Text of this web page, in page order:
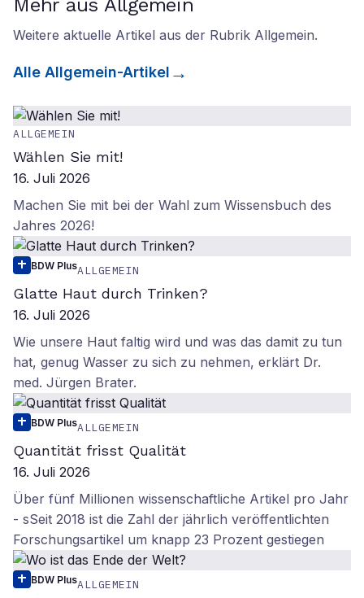
Mehr aus Allgemein
Weitere aktuelle Artikel aus der Rubrik Allgemein.
Alle Allgemein-Artikel
ALLGEMEIN
Wählen Sie mit!
16. Juli 2026
Machen Sie mit bei der Wahl zum Wissensbuch des
Jahres 2026!
BDW PlusALLGEMEIN
Glatte Haut durch Trinken?
16. Juli 2026
Wie unsere Haut faltig wird und was das damit zu tun
hat, genug Wasser zu sich zu nehmen, erklärt Dr.
med. Jürgen Brater.
BDW PlusALLGEMEIN
Quantität frisst Qualität
16. Juli 2026
Über fünf Millionen wissenschaftliche Artikel pro Jahr
- sSeit 2018 ist die Zahl der jährlich veröffentlichten
Forschungsartikel um knapp 23 Prozent gestiegen
BDW PlusALLGEMEIN